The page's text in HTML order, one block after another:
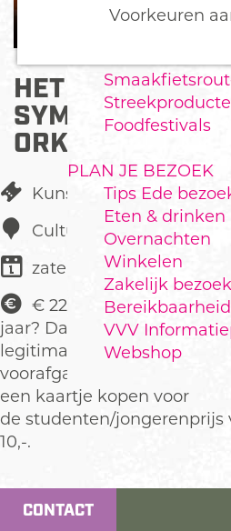
Voorkeuren
e
a
g
e
Wekerom
Foodfestivals
PLAN JE BEZOEK
Tips Ede
Eten & drinken
Overnachten
Winkelen
Zakelijk bezoek
Bereikbaarheid
VVV
Webshop
HET
SYMFONISCH
ORKEST
Kunst & Cultuur
Cultura
zaterdag 3 oktober
€ 22,50 Ben je onder de
jaar? Dan kun je op
legitimatie in de week
voorafgaand aan de
een kaartje kopen voor
de studenten/jongerenprijs
10,-.
CONTACT